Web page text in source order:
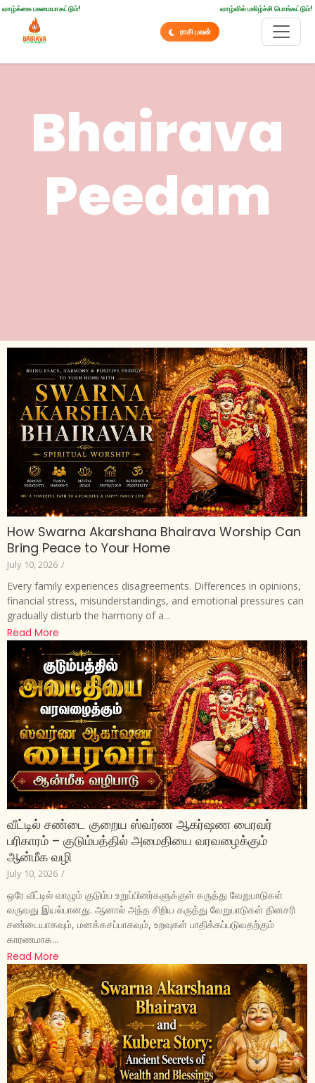
வாழ்க்கை பசுமையாகட்டும்! வாழ்வில் மகிழ்ச்சி பொங்கட்டும்!
ராசி பலன்
Bhairava
Peedam
How Swarna Akarshana Bhairava Worship Can
Bring Peace to Your Home
July 10, 2026 /
Every family experiences disagreements. Differences in opinions,
financial stress, misunderstandings, and emotional pressures can
gradually disturb the harmony of a...
Read More
வீட்டில் சண்டை குறைய ஸ்வர்ண ஆகர்ஷண பைரவர்
பரிகாரம் – குடும்பத்தில் அமைதியை வரவழைக்கும்
ஆன்மீக வழி
July 10, 2026 /
ஒரே வீட்டில் வாழும் குடும்ப உறுப்பினர்களுக்குள் கருத்து வேறுபாடுகள்
வருவது இயல்பானது. ஆனால் அந்த சிறிய கருத்து வேறுபாடுகள் தினசரி
சண்டையாகவும், மனக்கசப்பாகவும், உறவுகள் பாதிக்கப்படுவதற்கும்
காரணமாக...
Read More